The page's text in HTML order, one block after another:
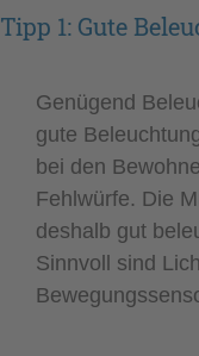
Tipp 1: Gute
Genügend
gute
bei den
Fehlwürfe. Die
deshalb gut
Sinnvoll sind